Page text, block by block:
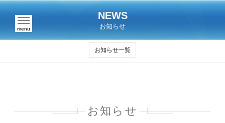
menu
NEWS
お知らせ
お知らせ一覧
お知らせ